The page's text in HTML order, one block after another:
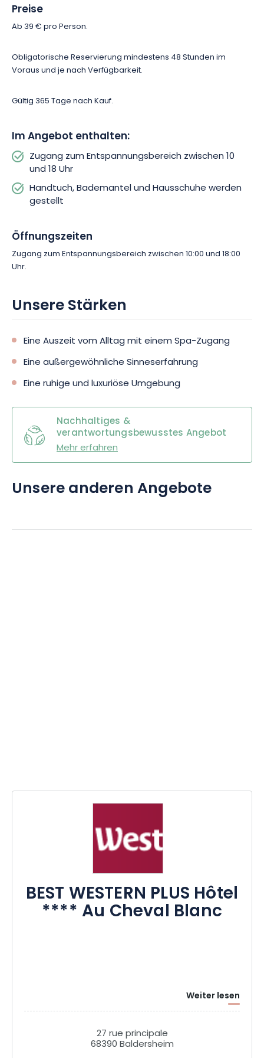
Preise
Ab 39 € pro Person.
Obligatorische Reservierung mindestens 48 Stunden im
Voraus und je nach Verfügbarkeit.
Gültig 365 Tage nach Kauf.
Im Angebot enthalten:
Zugang zum Entspannungsbereich zwischen 10
und 18 Uhr
Handtuch, Bademantel und Hausschuhe werden
gestellt
Öffnungszeiten
Zugang zum Entspannungsbereich zwischen 10:00 und 18:00
Uhr.
Unsere Stärken
Eine Auszeit vom Alltag mit einem Spa-Zugang
Eine außergewöhnliche Sinneserfahrung
Eine ruhige und luxuriöse Umgebung
Nachhaltiges &
verantwortungsbewusstes Angebot
Mehr erfahren
Unsere anderen Angebote
BEST WESTERN PLUS Hôtel
**** Au Cheval Blanc
Weiter lesen
27 rue principale
68390 Baldersheim